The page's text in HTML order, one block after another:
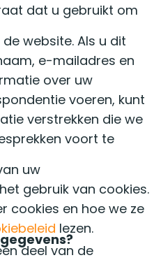
dat u gebruikt om
website. Als u dit
e-mailadres en
over uw
voeren, kunt
verstrekken die we
voort te
uw
gebruik van cookies.
cookies en hoe we ze
lezen.
deel van de